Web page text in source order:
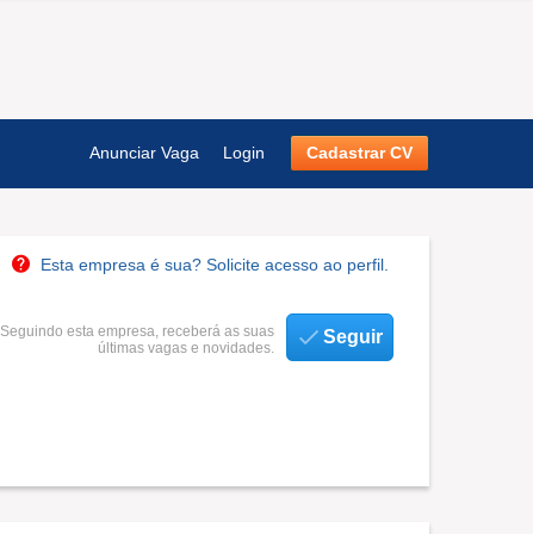
Anunciar Vaga Login Cadastrar CV
Esta empresa é sua? Solicite acesso ao perfil.
Seguindo esta empresa, receberá as suas
últimas vagas e novidades.
Seguir